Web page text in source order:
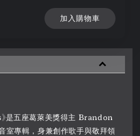
加入購物車
是五座葛萊美獎得主 Brandon
室專輯，身兼創作歌手與敬拜領